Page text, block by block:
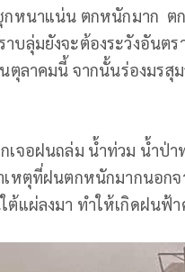
หนาแน่น ตกหนักมาก ตก
บลุ่มยังจะต้องระวังอัน
ตุลาคมนี้ จากนั้นร่องมร
จอฝนถล่ม น้ำท่วม น้ำป่
เหตุที่ฝนตกหนักมากนอก
ต้แผ่ลงมา ทำให้เกิดฝนฟ้